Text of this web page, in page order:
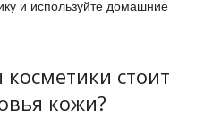
и используйте домашние
стоит
кожи?